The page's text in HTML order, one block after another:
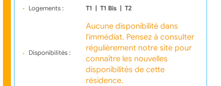
Logements : T1 | T1 Bis | T2
Disponibilités :
Aucune disponibilité dans
l'immédiat. Pensez à consulter
régulièrement notre site pour
connaître les nouvelles
disponibilités de cette
résidence.